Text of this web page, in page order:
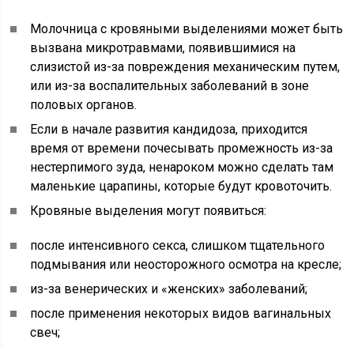
Молочница с кровяными выделениями может быть
вызвана микротравмами, появившимися на
слизистой из-за повреждения механическим путем,
или из-за воспалительных заболеваний в зоне
половых органов.
Если в начале развития кандидоза, приходится
время от времени почесывать промежность из-за
нестерпимого зуда, ненароком можно сделать там
маленькие царапины, которые будут кровоточить.
Кровяные выделения могут появиться:
после интенсивного секса, слишком тщательного
подмывания или неосторожного осмотра на кресле;
из-за венерических и «женских» заболеваний;
после применения некоторых видов вагинальных
свеч;